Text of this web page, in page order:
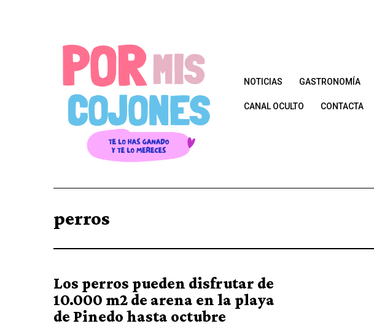
NOTICIAS GASTRONOMÍA
CANAL OCULTO CONTACTA
perros
Los perros pueden disfrutar de
10.000 m2 de arena en la playa
de Pinedo hasta octubre